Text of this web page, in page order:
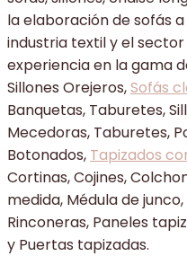
la elaboración de sofás
industria textil y el
experiencia en la gama
Sillones Orejeros,Sofás
Banquetas, Taburetes,
Mecedoras, Taburetes,
Botonados, Tapizados
Cortinas, Cojines,
medida, Médula de
Rinconeras, Paneles
y Puertas tapizadas.